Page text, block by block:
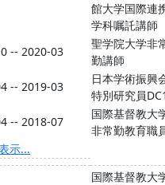
館大学国際連
学科嘱託講師
-- 2020-03
聖学院大学非
勤講師
-- 2019-03
日本学術振興
特別研究員
-- 2018-07
国際基督教大
非常勤教育職
示...
国際基督教大